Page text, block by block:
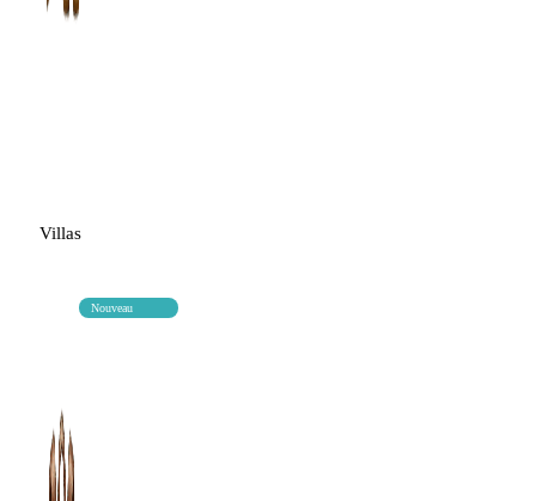
Villas
Nouveau